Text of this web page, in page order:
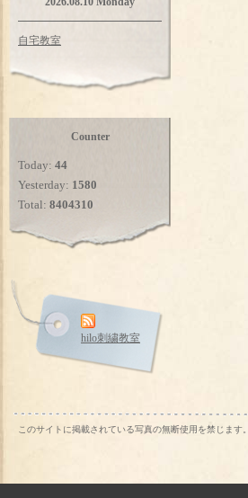
自宅教室
Counter
Today: 44
Yesterday: 1580
Total: 8404310
hilo刺繍教室
このサイトに掲載されている写真の無断使用を禁じます。